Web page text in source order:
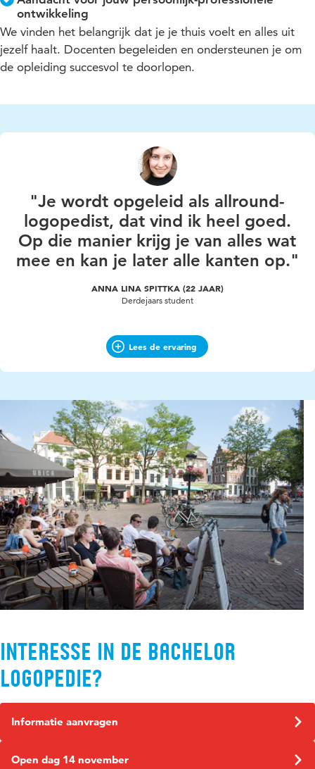
ontwikkeling
We vinden het belangrijk dat je je thuis voelt en alles uit
jezelf haalt. Docenten begeleiden en ondersteunen je om
de opleiding succesvol te doorlopen.
"Je wordt opgeleid als allround-
logopedist, dat vind ik heel goed.
Op die manier krijg je van alles wat
mee en kan je later alle kanten op."
ANNA LINA SPITTKA (22 JAAR)
Derdejaars student
Lees de ervaring
Interesse in de bachelor
Logopedie?
Informatie aanvragen
Open dag 14 november